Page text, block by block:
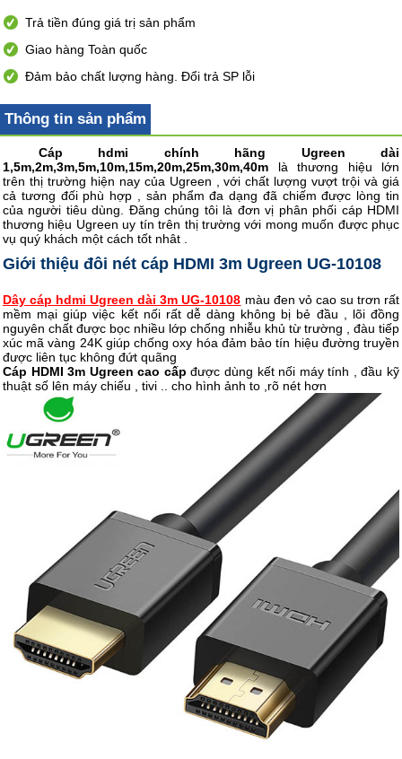
Trả tiền đúng giá trị sản phẩm
Giao hàng Toàn quốc
Đảm bảo chất lượng hàng. Đổi trả SP lỗi
Thông tin sản phẩm
Cáp hdmi chính hãng Ugreen dài
1,5m,2m,3m,5m,10m,15m,20m,25m,30m,40m là thương hiệu lớn
trên thị trường hiện nay của Ugreen , với chất lượng vượt trội và giá
cả tương đối phù hợp , sản phẩm đa dạng đã chiếm được lòng tin
của người tiêu dùng. Đăng chúng tôi là đơn vị phân phối cáp HDMI
thương hiệu Ugreen uy tín trên thị trường với mong muốn được phục
vụ quý khách một cách tốt nhât .
Giới thiệu đôi nét cáp HDMI 3m Ugreen UG-10108
Dây cáp hdmi Ugreen dài 3m UG-10108 màu đen vỏ cao su trơn rất
mềm mại giúp việc kết nối rất dễ dàng không bị bẻ đầu , lõi đồng
nguyên chất được bọc nhiều lớp chống nhiễu khủ từ trường , đàu tiếp
xúc mã vàng 24K giúp chống oxy hóa đảm bảo tín hiệu đường truyền
được liên tục không đứt quãng
Cáp HDMI 3m Ugreen cao cấp được dùng kết nối máy tính , đầu kỹ
thuật số lên máy chiếu , tivi .. cho hình ảnh to ,rõ nét hơn